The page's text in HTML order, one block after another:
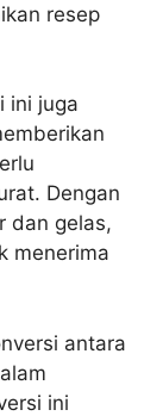
resep
ini juga
Dengan
dan gelas,
menerima
antara
ini